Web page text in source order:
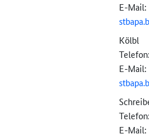
E-Mail:
Kölbl
E-Mail:
E-Mail: